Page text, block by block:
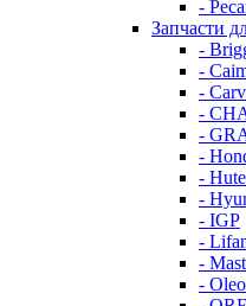
-
Запчасти
-
-
-
-
-
-
-
-
- IGP
-
-
-